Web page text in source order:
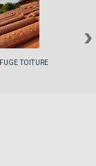
TOITURE
›